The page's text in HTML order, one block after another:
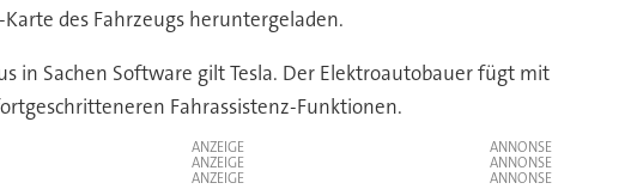
des Fahrzeugs heruntergeladen.
in Sachen Software gilt Tesla. Der Elektroautobauer fügt mit
Fahrassistenz-Funktionen.
ANZEIGE
ANZEIGE
ANZEIGE